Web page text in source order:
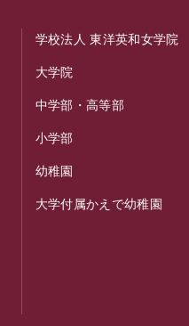
学校法人 東洋英和女学院
大学院
中学部・高等部
小学部
幼稚園
大学付属かえで幼稚園